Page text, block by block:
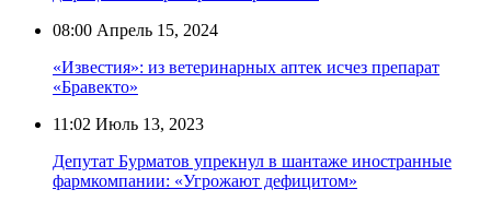
08:00 Апрель 15, 2024
«Известия»: из ветеринарных аптек исчез препарат
«Бравекто»
11:02 Июль 13, 2023
Депутат Бурматов упрекнул в шантаже иностранные
фармкомпании: «Угрожают дефицитом»